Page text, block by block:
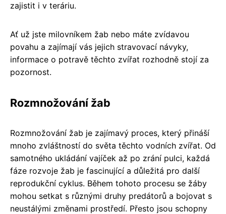
zajistit i v teráriu.
Ať už jste milovníkem žab nebo máte zvídavou
povahu a zajímají vás jejich stravovací návyky,
informace o potravě těchto zvířat rozhodně stojí za
pozornost.
Rozmnožování žab
Rozmnožování žab je zajímavý proces, který přináší
mnoho zvláštností do světa těchto vodních zvířat. Od
samotného ukládání vajíček až po zrání pulci, každá
fáze rozvoje žab je fascinující a důležitá pro další
reprodukční cyklus. Během tohoto procesu se žáby
mohou setkat s různými druhy predátorů a bojovat s
neustálými změnami prostředí. Přesto jsou schopny